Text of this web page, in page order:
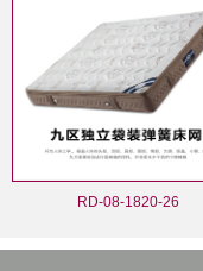
RD-08-1820-26